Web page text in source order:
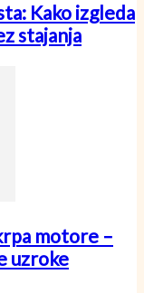
Kako izgleda
stajanja
motore –
uzroke